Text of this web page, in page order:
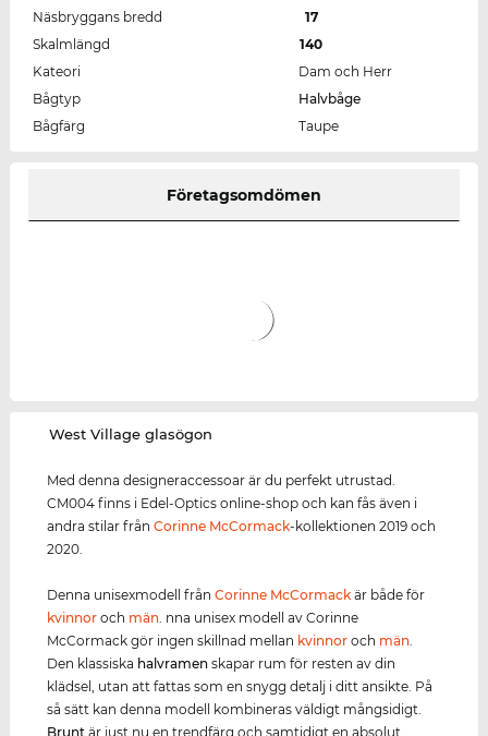
Näsbryggans bredd
17
Skalmlängd
140
Kateori
Dam och Herr
Bågtyp
Halvbåge
Bågfärg
Taupe
Företagsomdömen
‌West Village glasögon
Med denna designeraccessoar är du perfekt utrustad.
CM004 finns i Edel-Optics online-shop och kan fås även i
andra stilar frånCorinne McCormack-kollektionen 2019 och
2020.
Denna unisexmodell frånCorinne McCormack är både för
kvinnor och män. nna unisex modell av Corinne
McCormack gör ingen skillnad mellan kvinnor och män.
Den klassiska halvramen skapar rum för resten av din
klädsel, utan att fattas som en snygg detalj i ditt ansikte. På
så sätt kan denna modell kombineras väldigt mångsidigt.
Brunt är just nu en trendfärg och samtidigt en absolut